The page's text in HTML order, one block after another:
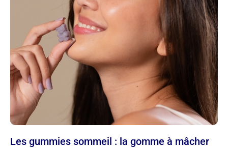
Les gummies sommeil : la gomme à mâcher